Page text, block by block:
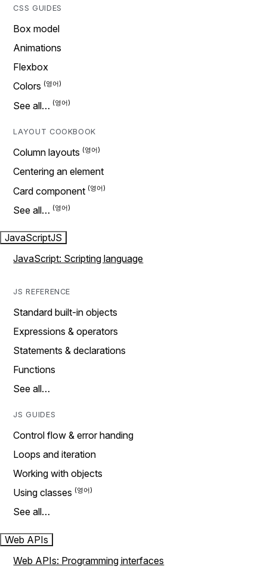
CSS GUIDES
Box model
Animations
Flexbox
Colors
See all…
LAYOUT COOKBOOK
Column layouts
Centering an element
Card component
See all…
JavaScriptJS
JavaScript: Scripting language
JS REFERENCE
Standard built-in objects
Expressions & operators
Statements & declarations
Functions
See all…
JS GUIDES
Control flow & error handing
Loops and iteration
Working with objects
Using classes
See all…
Web APIs
Web APIs: Programming interfaces